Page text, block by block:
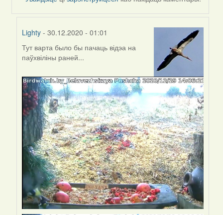
Lighty - 30.12.2020 - 01:01
In
reply
by
Feather
Тут варта было бы пачаць відэа на
паўхвіліны раней...